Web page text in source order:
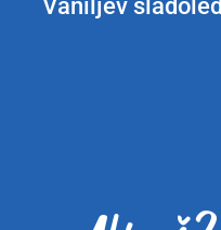
Vaniljev sladoled